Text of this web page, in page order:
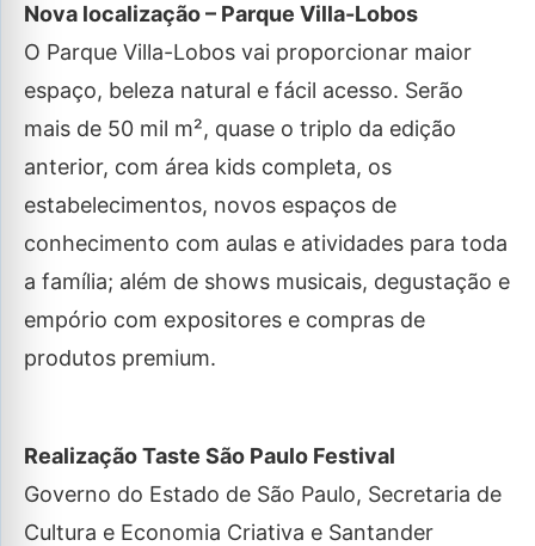
Nova localização – Parque Villa-Lobos
O Parque Villa-Lobos vai proporcionar maior
espaço, beleza natural e fácil acesso. Serão
mais de 50 mil m², quase o triplo da edição
anterior, com área kids completa, os
estabelecimentos, novos espaços de
conhecimento com aulas e atividades para toda
a família; além de shows musicais, degustação e
empório com expositores e compras de
produtos premium.
Realização Taste São Paulo Festival
Governo do Estado de São Paulo, Secretaria de
Cultura e Economia Criativa e Santander